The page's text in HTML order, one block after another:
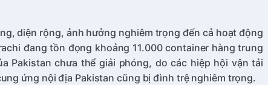
diện rộng, ảnh hưởng nghiêm trọng đến cả hoạt động
đang tồn đọng khoảng 11.000 container hàng trung
Pakistan chưa thể giải phóng, do các hiệp hội vận tải
ứng nội địa Pakistan cũng bị đình trệ nghiêm trọng.